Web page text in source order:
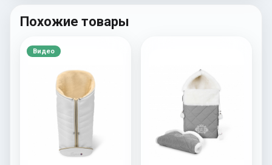
Похожие товары
Видео